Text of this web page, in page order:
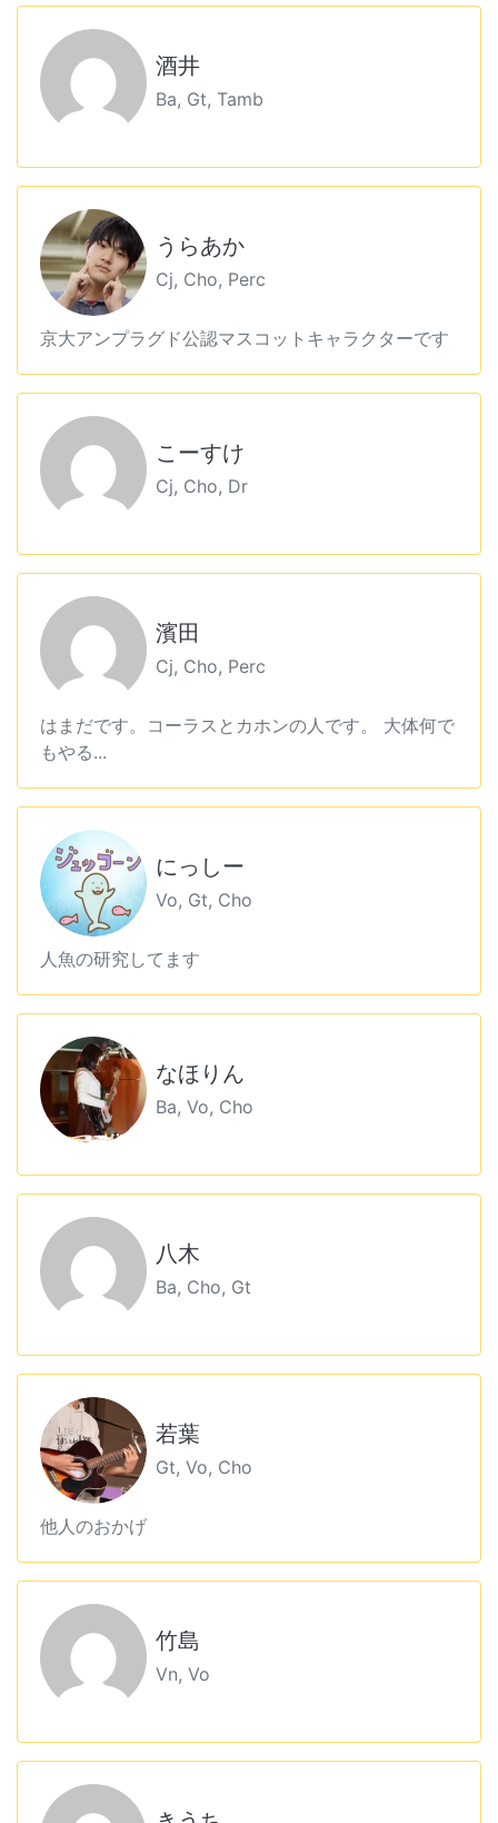
酒井
Ba, Gt, Tamb
うらあか
Cj, Cho, Perc
京大アンプラグド公認マスコットキャラクターです
こーすけ
Cj, Cho, Dr
濱田
Cj, Cho, Perc
はまだです。コーラスとカホンの人です。 大体何で
もやる...
にっしー
Vo, Gt, Cho
人魚の研究してます
なほりん
Ba, Vo, Cho
八木
Ba, Cho, Gt
若葉
Gt, Vo, Cho
他人のおかげ
竹島
Vn, Vo